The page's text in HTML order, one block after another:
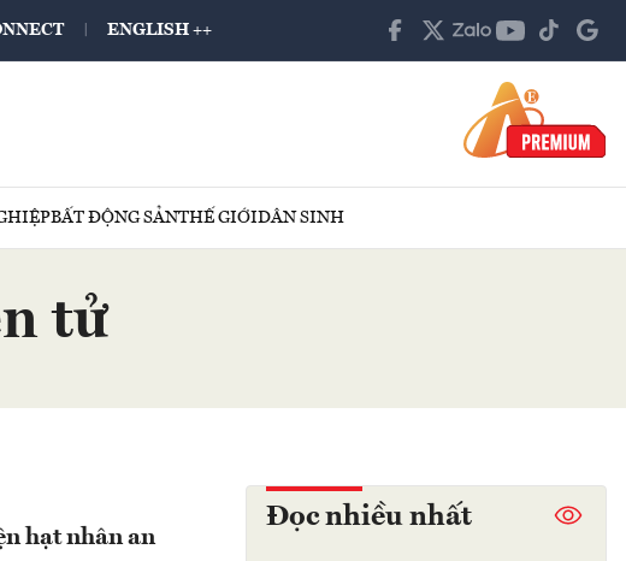
ENGLISH ++
BẤT ĐỘNG SẢNTHẾ GIỚIDÂN SINH
tử
hạt nhân an
Đọc nhiều nhất